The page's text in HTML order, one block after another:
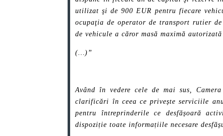
utilizat şi de 900 EUR pentru fiecare
ocupaţia de operator de transport rutier
de vehicule a căror masă maximă
(…)”
Având în vedere cele de mai sus,
clarificări în ceea ce privește serviciile
pentru întreprinderile ce desfășoară
dispoziție toate informațiile necesare